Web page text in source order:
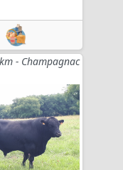
- Champagnac